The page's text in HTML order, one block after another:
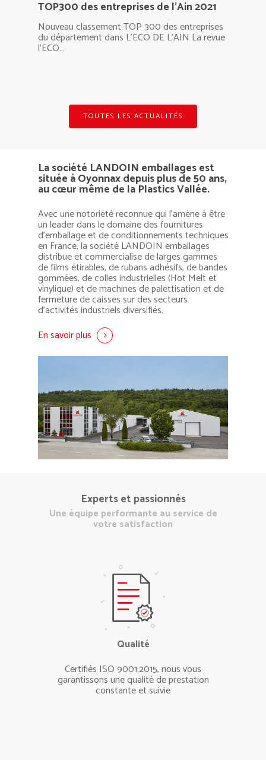
TOP300 des entreprises de l’Ain 2021
Nouveau classement TOP 300 des entreprises
du département dans L'ECO DE L'AIN La revue
l'ECO…
TOUTES LES ACTUALITÉS
La société LANDOIN emballages est
située à Oyonnax depuis plus de 50 ans,
au cœur même de la Plastics Vallée.
Avec une notoriété reconnue qui l’amène à être
un leader dans le domaine des fournitures
d’emballage et de conditionnements techniques
en France, la société LANDOIN emballages
distribue et commercialise de larges gammes
de films étirables, de rubans adhésifs, de bandes
gommées, de colles industrielles (Hot Melt et
vinylique) et de machines de palettisation et de
fermeture de caisses sur des secteurs
d’activités industriels diversifiés.
En savoir plus
Experts et passionnés
Une équipe performante au service de
votre satisfaction
Qualité
Certifiés ISO 9001:2015, nous vous
garantissons une qualité de prestation
constante et suivie
Qui sommes-nous
Notre équipe
Nos Machines
Plateau tournant
WRAPPY
Adhésiveuse
Films d’emballage
Films alimentaires
Colles Vinyliques
Autres colles
Calages
Calage « solide »
Autres emballages
Informations générales
Contactez nous